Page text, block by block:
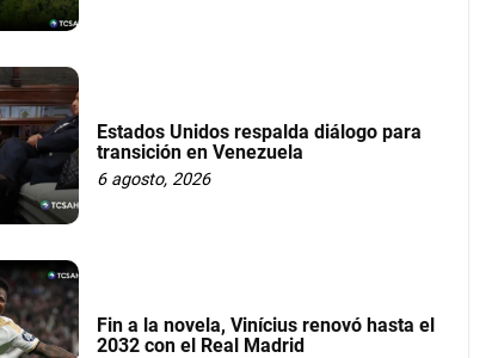
Estados Unidos respalda diálogo para
transición en Venezuela
6 agosto, 2026
Fin a la novela, Vinícius renovó hasta el
2032 con el Real Madrid